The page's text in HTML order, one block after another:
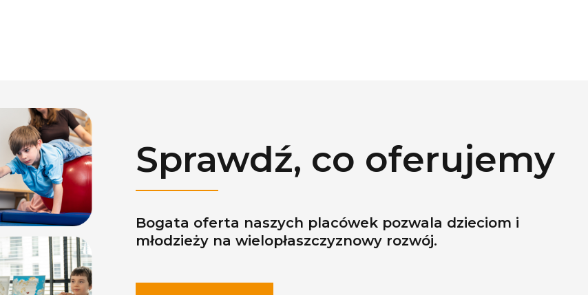
Sprawdź, co oferujemy
Bogata oferta naszych placówek pozwala dzieciom i
młodzieży na wielopłaszczyznowy rozwój.